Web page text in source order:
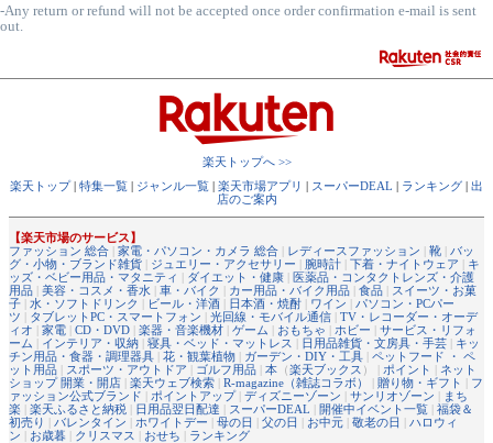
-Any return or refund will not be accepted once order confirmation e-mail is sent
out.
楽天トップへ >>
楽天トップ| 特集一覧 | ジャンル一覧 | 楽天市場アプリ | スーパーDEAL | ランキング | 出
店のご案内
【楽天市場のサービス】
ファッション 総合 | 家電・パソコン・カメラ 総合 | レディースファッション | 靴 | バッ
グ・小物・ブランド雑貨 | ジュエリー・アクセサリー | 腕時計 | 下着・ナイトウェア | キ
ッズ・ベビー用品・マタニティ | ダイエット・健康 | 医薬品・コンタクトレンズ・介護
用品 | 美容・コスメ・香水 | 車・バイク | カー用品・バイク用品 | 食品 | スイーツ・お菓
子 | 水・ソフトドリンク | ビール・洋酒 | 日本酒・焼酎 | ワイン | パソコン・PCパー
ツ | タブレットPC・スマートフォン | 光回線・モバイル通信 | TV・レコーダー・オーデ
ィオ | 家電 | CD・DVD | 楽器・音楽機材 | ゲーム | おもちゃ | ホビー | サービス・リフォ
ーム | インテリア・収納 | 寝具・ベッド・マットレス | 日用品雑貨・文房具・手芸 | キッ
チン用品・食器・調理器具 | 花・観葉植物 | ガーデン・DIY・工具 | ペットフード ・ ペ
ット用品 | スポーツ・アウトドア | ゴルフ用品 | 本 （楽天ブックス ） | ポイント | ネット
ショップ 開業・開店 | 楽天ウェブ検索 | R-magazine（雑誌コラボ） | 贈り物・ギフト | フ
ァッション公式ブランド | ポイントアップ| ディズニーゾーン | サンリオゾーン | まち
楽 | 楽天ふるさと納税 | 日用品翌日配達 | スーパーDEAL | 開催中イベント一覧 | 福袋＆
初売り | バレンタイン | ホワイトデー | 母の日 | 父の日 | お中元 | 敬老の日 | ハロウィ
ン | お歳暮 | クリスマス | おせち | ランキング